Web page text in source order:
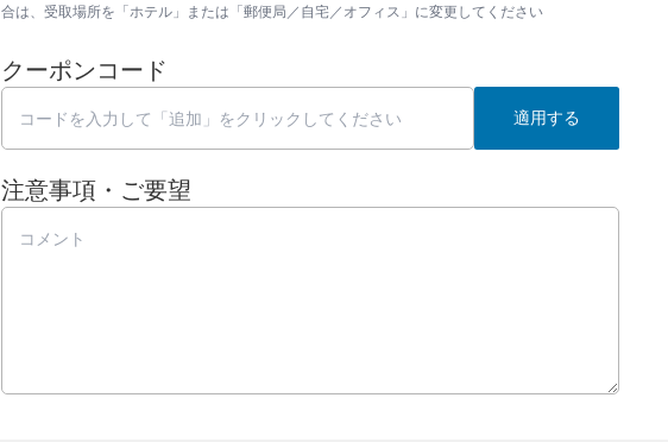
合は、受取場所を「ホテル」または「郵便局／自宅／オフィス」に変更してください
クーポンコード
適用する
注意事項・ご要望